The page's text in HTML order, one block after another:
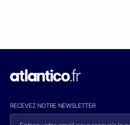
RECEVEZ NOTRE NEWSLETTER